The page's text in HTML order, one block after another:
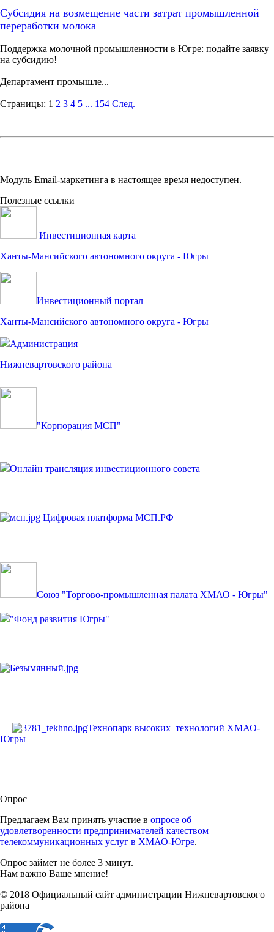
Субсидия на возмещение части затрат промышленной
переработки молока
Поддержка молочной промышленности в Югре: подайте заявку
на субсидию!
Департамент промышле...
Страницы: 1 2 3 4 5 ... 154 След.
Модуль Email-маркетинга в настоящее время недоступен.
Полезные ссылки
Инвестиционная карта
Ханты-Мансийского автономного округа - Югры
Инвестиционный портал
Ханты-Мансийского автономного округа - Югры
Администрация
Нижневартовского района
"Корпорация МСП"
Онлайн трансляция инвестиционного совета
Цифровая платформа МСП.РФ
Союз "Торгово-промышленная палата ХМАО - Югры"
"Фонд развития Югры"
Технопарк высоких технологий ХМАО-
Югры
Опрос
Предлагаем Вам принять участие в опросе об
удовлетворенности предпринимателей качеством
телекоммуникационных услуг в ХМАО-Югре.
Опрос займет не более 3 минут.
Нам важно Ваше мнение!
© 2018 Официальный сайт администрации Нижневартовского
района